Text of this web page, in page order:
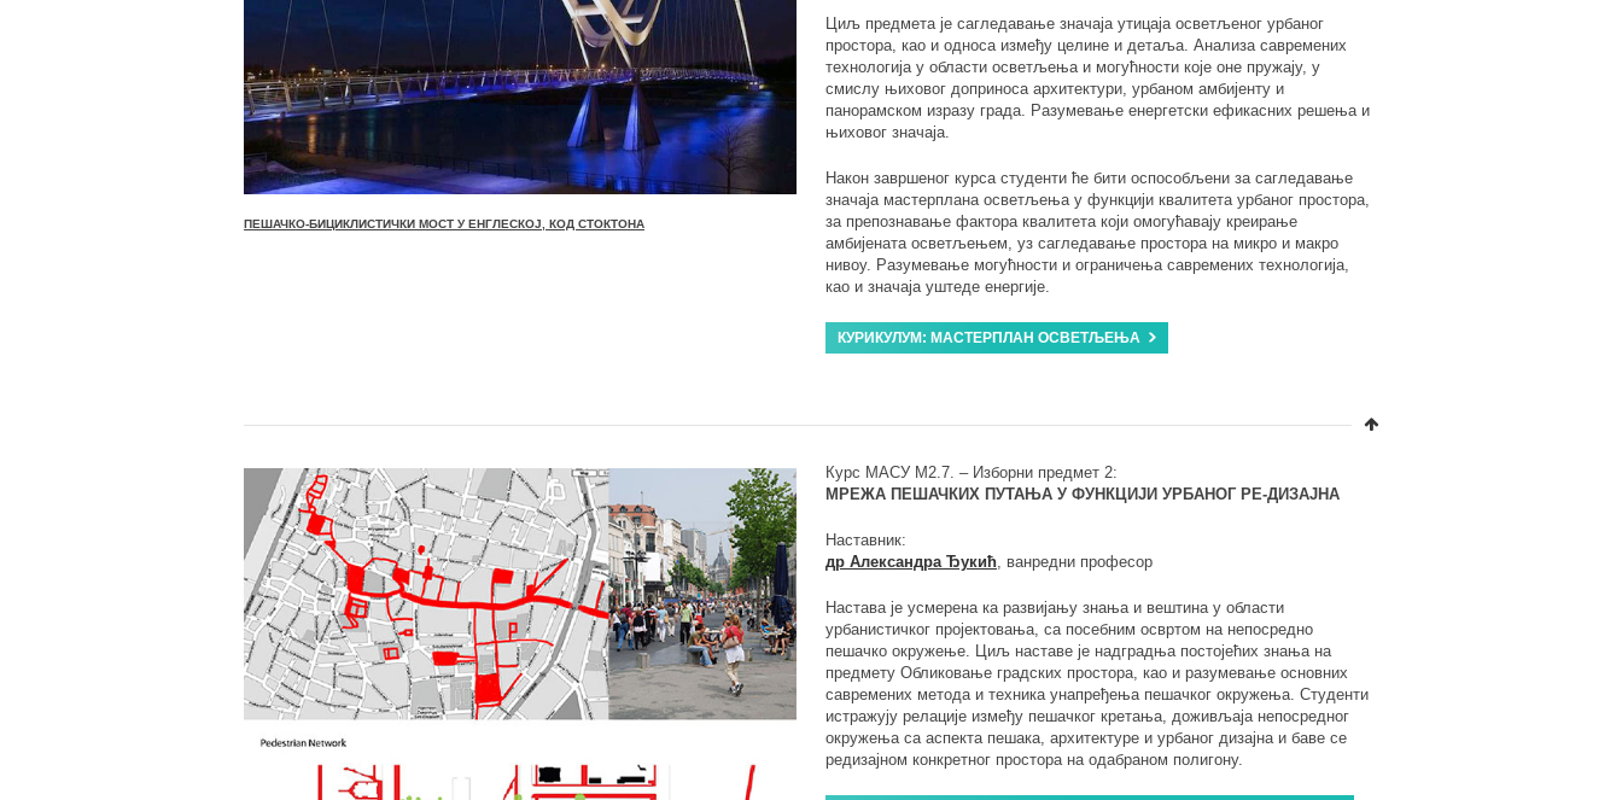
ПЕШАЧКО-БИЦИКЛИСТИЧКИ МОСТ У ЕНГЛЕСКОЈ, КОД СТОКТОНА
Циљ предмета је сагледавање значаја утицаја осветљеног урбаног
простора, као и односа између целине и детаља. Анализа савремених
технологија у области осветљења и могућности које оне пружају, у
смислу њиховог доприноса архитектури, урбаном амбијенту и
панорамском изразу града. Разумевање енергетски ефикасних решења и
њиховог значаја.
Након завршеног курса студенти ће бити оспособљени за сагледавање
значаја мастерплана осветљења у функцији квалитета урбаног простора,
за препознавање фактора квалитета који омогућавају креирање
амбијената осветљењем, уз сагледавање простора на микро и макро
нивоу. Разумевање могућности и ограничења савремених технологија,
као и значаја уштеде енергије.
КУРИКУЛУМ: МАСТЕРПЛАН ОСВЕТЉЕЊА
Курс МАСУ М2.7. – Изборни предмет 2:
МРЕЖА ПЕШАЧКИХ ПУТАЊА У ФУНКЦИЈИ УРБАНОГ РЕ-ДИЗАЈНА
Наставник:
др Александра Ђукић , ванредни професор
Настава је усмерена ка развијању знања и вештина у области
урбанистичког пројектовања, са посебним освртом на непосредно
пешачко окружење. Циљ наставе је надградња постојећих знања на
предмету Обликовање градских простора, као и разумевање основних
савремених метода и техника унапређења пешачког окружења. Студенти
истражују релације између пешачког кретања, доживљаја непосредног
окружења са аспекта пешака, архитектуре и урбаног дизајна и баве се
редизајном конкретног простора на одабраном полигону.